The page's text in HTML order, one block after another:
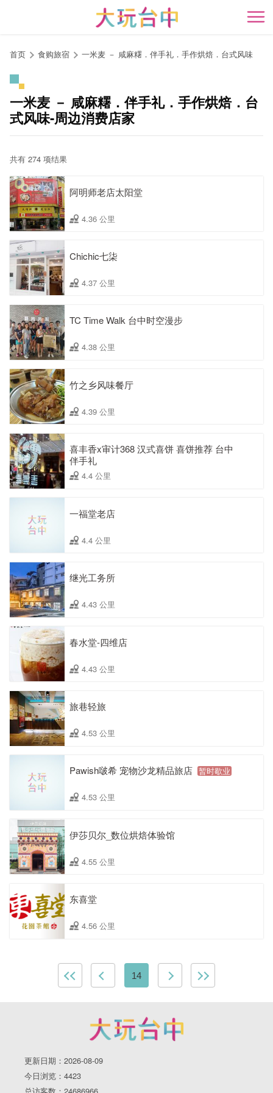
开
首页 食购旅宿 一米麦 － 咸麻糬．伴手礼．手作烘焙．台式风味
一米麦 － 咸麻糬．伴手礼．手作烘焙．台
式风味-周边消费店家
共有 274 项结果
阿明师老店太阳堂
4.36 公里
Chichic七柒
4.37 公里
TC Time Walk 台中时空漫步
4.38 公里
竹之乡风味餐厅
4.39 公里
喜丰香x审计368 汉式喜饼 喜饼推荐 台中
伴手礼
4.4 公里
一福堂老店
4.4 公里
继光工务所
4.43 公里
春水堂-四维店
4.43 公里
旅巷轻旅
4.53 公里
Pawish啵希 宠物沙龙精品旅店 暂时歇业
4.53 公里
伊莎贝尔_数位烘焙体验馆
4.55 公里
东喜堂
4.56 公里
14
更新日期：2026-08-09
今日浏览：4423